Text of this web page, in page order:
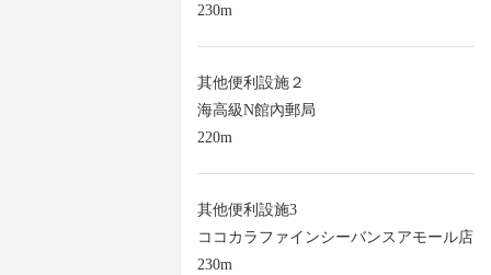
230m
其他便利設施２
海高級N館內郵局
220m
其他便利設施3
ココカラファインシーバンスアモール店
230m